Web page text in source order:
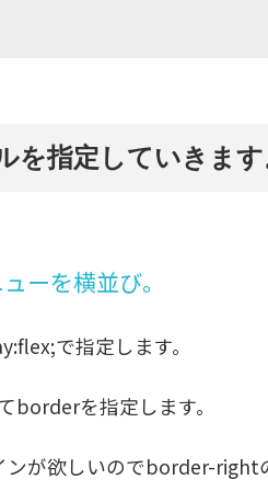
を指定していきます
ーを横並び。
で指定します。
borderを指定します。
が欲しいのでborder-right